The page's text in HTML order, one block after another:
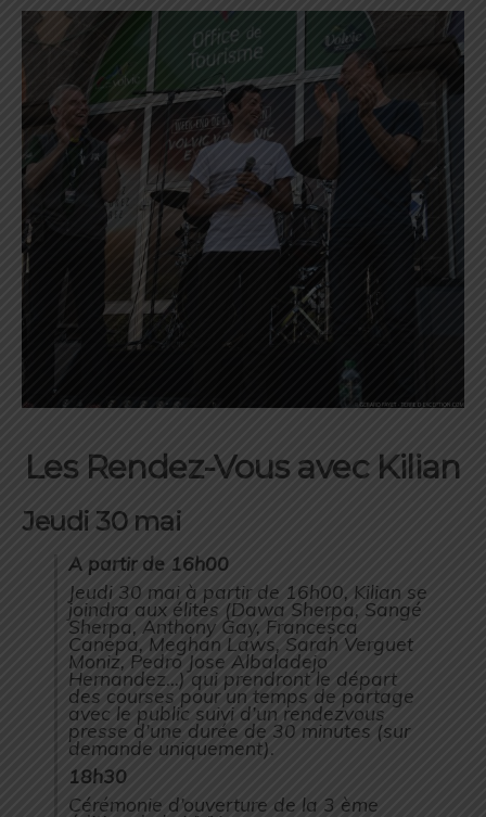
Les Rendez-Vous avec Kilian
Jeudi 30 mai
A partir de 16h00
Jeudi 30 mai à partir de 16h00, Kilian se
joindra aux élites (Dawa Sherpa, Sangé
Sherpa, Anthony Gay, Francesca
Canepa, Meghan Laws, Sarah Verguet
Moniz, Pedro Jose Albaladejo
Hernandez…) qui prendront le départ
des courses pour un temps de partage
avec le public suivi d’un rendezvous
presse d’une durée de 30 minutes (sur
demande uniquement).
18h30
Cérémonie d’ouverture de la 3 ème